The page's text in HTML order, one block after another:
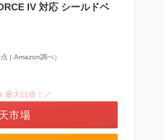
IV 対応 シールドベ
| Amazon調べ）
最大11倍！／
市場